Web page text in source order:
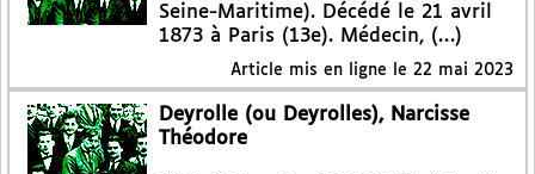
Seine-Maritime). Décédé le 21 avril
1873 à Paris (13e). Médecin, (…)
Article mis en ligne le 22 mai 2023
Deyrolle (ou Deyrolles), Narcisse
Théodore